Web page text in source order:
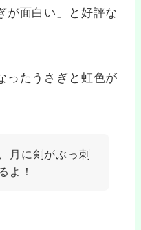
が面白い」と好評な
ったうさぎと虹色が
月に剣がぶっ刺
よ！